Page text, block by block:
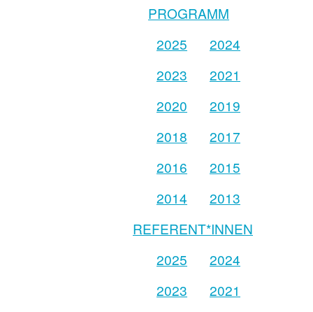
PROGRAMM
2025
2024
2023
2021
2020
2019
2018
2017
2016
2015
2014
2013
REFERENT*INNEN
2025
2024
2023
2021